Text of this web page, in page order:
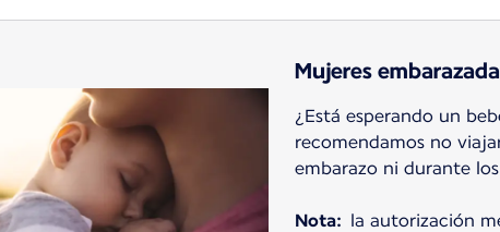
Mujeres
¿Está esperando un
recomendamos no
embarazo ni durante
Nota: la autorización